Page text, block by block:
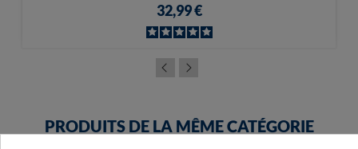
32,99 €
PRODUITS DE LA MÊME CATÉGORIE